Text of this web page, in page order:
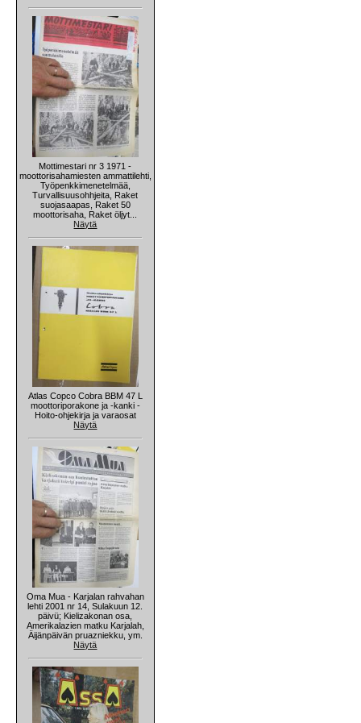
Mottimestari nr 3 1971 -
moottorisahamiesten ammattilehti,
Työpenkkimenetelmää,
Turvallisuusohhjeita, Raket
suojasaapas, Raket 50
moottorisaha, Raket öljyt...
Näytä
Atlas Copco Cobra BBM 47 L
moottoriporakone ja -kanki -
Hoito-ohjekirja ja varaosat
Näytä
Oma Mua - Karjalan rahvahan
lehti 2001 nr 14, Sulakuun 12.
päivü; Kielizakonan osa,
Amerikalazien matku Karjalah,
Äijänpäivän pruazniekku, ym.
Näytä